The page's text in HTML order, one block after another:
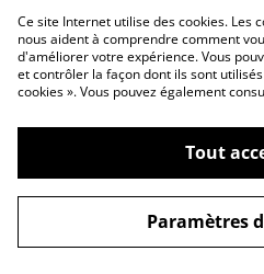
Contact
Confidentialité
©2026pomme d’ours
Ce site Internet utilise des cookies. Les
nous aident à comprendre comment
d'améliorer votre expérience. Vous
et contrôler la façon dont ils sont
cookies ». Vous pouvez également
Tout
Paramètres